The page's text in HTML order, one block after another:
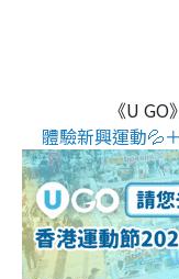
《U
體驗新興運動💦